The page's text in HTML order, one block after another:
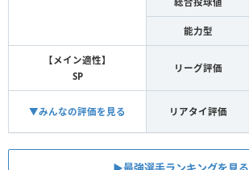
能力型
【メイン適性】
SP
リーグ評価
▼みんなの評価を見る リアタイ評価